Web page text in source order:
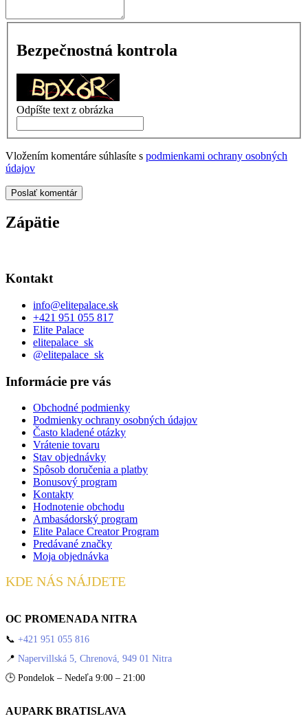
Bezpečnostná kontrola
Odpíšte text z obrázka
Vložením komentáre súhlasíte s podmienkami ochrany osobných
údajov
Poslať komentár
Zápätie
Kontakt
info@elitepalace.sk
+421 951 055 817
Elite Palace
elitepalace_sk
@elitepalace_sk
Informácie pre vás
Obchodné podmienky
Podmienky ochrany osobných údajov
Často kladené otázky
Vrátenie tovaru
Stav objednávky
Spôsob doručenia a platby
Bonusový program
Kontakty
Hodnotenie obchodu
Ambasádorský program
Elite Palace Creator Program
Predávané značky
Moja objednávka
KDE NÁS NÁJDETE
OC PROMENADA NITRA
📞 +421 951 055 816
📍 Napervillská 5, Chrenová, 949 01 Nitra
🕒 Pondelok – Nedeľa 9:00 – 21:00
AUPARK BRATISLAVA